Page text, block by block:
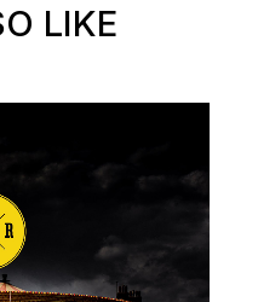
LIKE